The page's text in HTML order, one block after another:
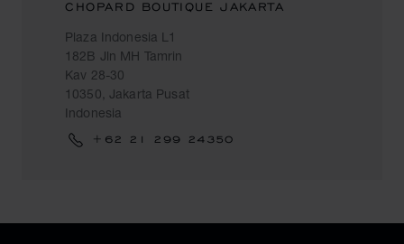
CHOPARD BOUTIQUE JAKARTA
Plaza Indonesia L1
182B Jln MH Tamrin
Kav 28-30
10350, Jakarta Pusat
Indonesia
+62 21 299 24350